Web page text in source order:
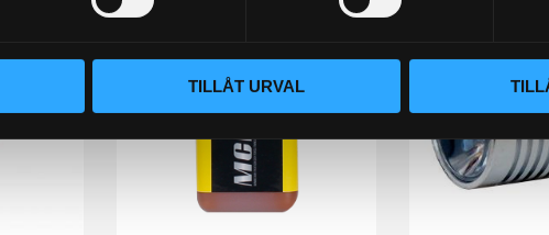
TILLÅT URVAL
18 STORSÄLJARE!